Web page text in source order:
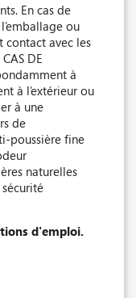
En cas de
ou
contact avec les
DE
à
à l’extérieur ou
à une
de
poussière fine
naturelles
d'emploi.